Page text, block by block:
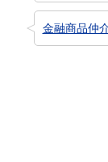
金融商品仲